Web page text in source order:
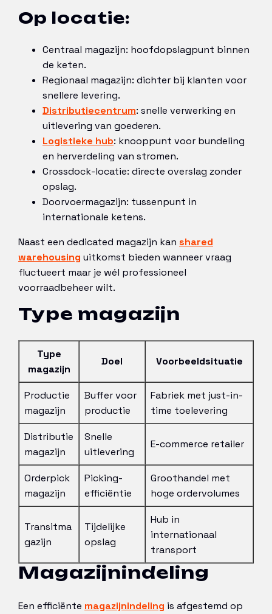
Op locatie:
Centraal magazijn: hoofdopslagpunt binnen
de keten.
Regionaal magazijn: dichter bij klanten voor
snellere levering.
Distributiecentrum: snelle verwerking en
uitlevering van goederen.
Logistieke hub: knooppunt voor bundeling
en herverdeling van stromen.
Crossdock-locatie: directe overslag zonder
opslag.
Doorvoermagazijn: tussenpunt in
internationale ketens.
Naast een dedicated magazijn kan shared
warehousing uitkomst bieden wanneer vraag
fluctueert maar je wél professioneel
voorraadbeheer wilt.
Type magazijn
Type
magazijn
Doel Voorbeeldsituatie
Productie
magazijn
Buffer voor
productie
Fabriek met just-in-
time toelevering
Distributie
magazijn
Snelle
uitlevering
E-commerce retailer
Orderpick
magazijn
Picking-
efficiëntie
Groothandel met
hoge ordervolumes
Transitma
gazijn
Tijdelijke
opslag
Hub in
internationaal
transport
Magazijnindeling
Een efficiënte magazijnindeling is afgestemd op